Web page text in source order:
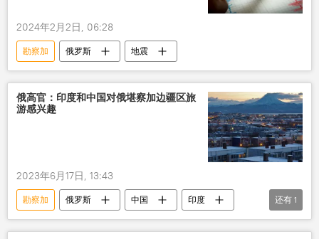
2024年2月2日, 06:28
勘察加 俄罗斯 地震
俄高官：印度和中国对俄堪察加边疆区旅
游感兴趣
2023年6月17日, 13:43
勘察加 俄罗斯 中国
印度
旅游
还有 1